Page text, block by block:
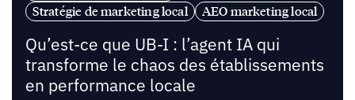
Stratégie de marketing local AEO marketing local
Qu’est-ce que UB-I : l’agent IA qui
transforme le chaos des établissements
en performance locale